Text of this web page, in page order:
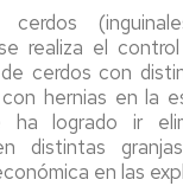
realiza el
cerdos con
hernias en la
logrado ir
distintas
en las